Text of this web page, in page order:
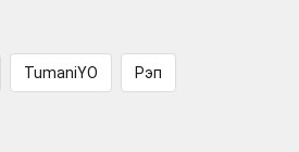
TumaniYO Рэп